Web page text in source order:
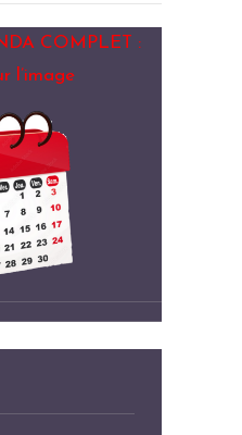
COMPLET :
l’image